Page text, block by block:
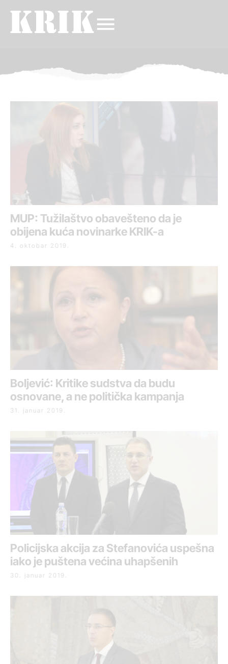
MUP: Tužilaštvo obavešteno da je
obijena kuća novinarke KRIK-a
4. oktobar 2019.
Boljević: Kritike sudstva da budu
osnovane, a ne politička kampanja
31. januar 2019.
Policijska akcija za Stefanovića uspešna
iako je puštena većina uhapšenih
30. januar 2019.